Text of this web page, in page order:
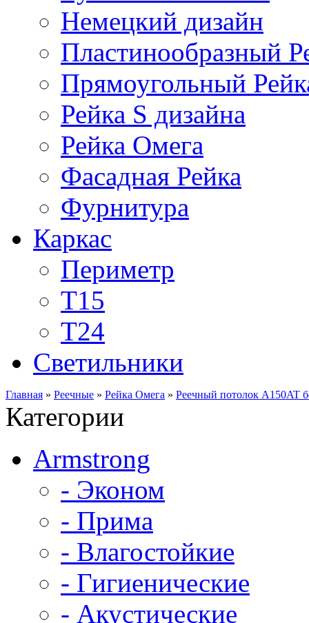
Немецкий дизайн
Пластинообразный
Прямоугольный
Рейка S дизайна
Рейка Омега
Фасадная Рейка
Фурнитура
Каркас
Периметр
Т15
Т24
Светильники
Главная » Реечные » Рейка Омега » Реечный потолок
Категории
Armstrong
- Эконом
- Прима
- Влагостойкие
- Гигиенические
- Акустические